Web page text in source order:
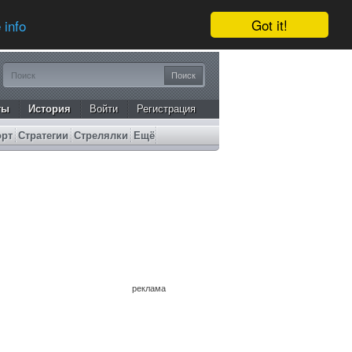
Got it!
info
История Войти Регистрация
Стратегии Стрелялки Ещё
реклама